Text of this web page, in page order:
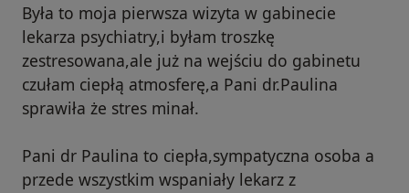
Była to moja pierwsza wizyta w gabinecie
lekarza psychiatry,i byłam troszkę
zestresowana,ale już na wejściu do gabinetu
czułam ciepłą atmosferę,a Pani dr.Paulina
sprawiła że stres minał.
Pani dr Paulina to ciepła,sympatyczna osoba a
przede wszystkim wspaniały lekarz z